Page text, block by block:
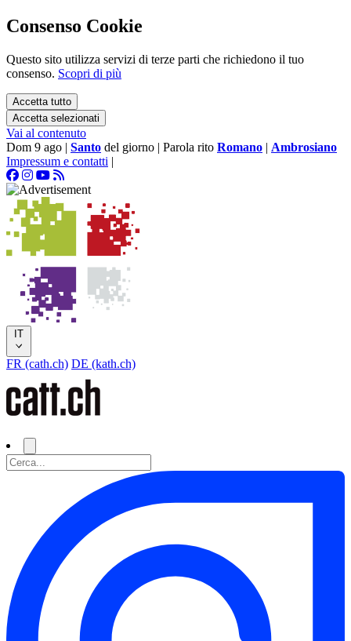
Consenso Cookie
Questo sito utilizza servizi di terze parti che richiedono il tuo
consenso. Scopri di più
Accetta tutto
Accetta selezionati
Vai al contenuto
Dom 9 ago | Santo del giorno | Parola rito Romano | Ambrosiano
Impressum e contatti |
IT
FR (cath.ch) DE (kath.ch)